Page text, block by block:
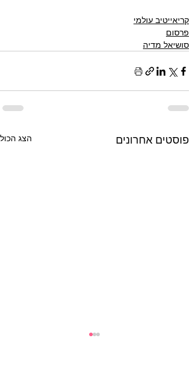
קריאייטיב עולמי
פרסום
סושיאל מדיה
פוסטים אחרונים הצג הכול